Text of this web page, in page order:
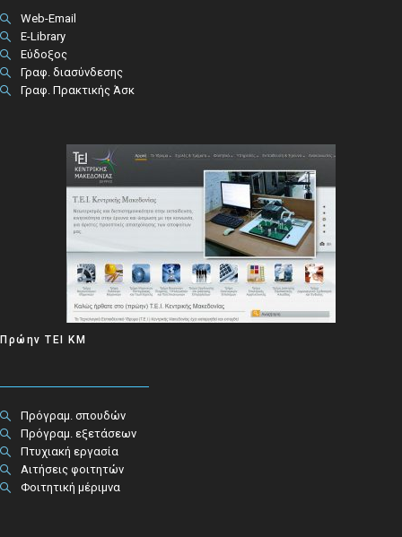
Web-Email
E-Library
Εύδοξος
Γραφ. διασύνδεσης
Γραφ. Πρακτικής Άσκ
Πρώην ΤΕΙ ΚΜ
Πρόγραμ. σπουδών
Πρόγραμ. εξετάσεων
Πτυχιακή εργασία
Αιτήσεις φοιτητών
Φοιτητική μέριμνα